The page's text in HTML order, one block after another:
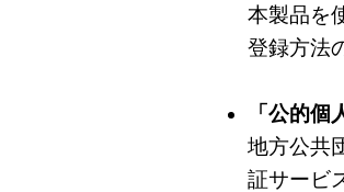
本製品を
登録方法
「公的
地方公共
証サービ